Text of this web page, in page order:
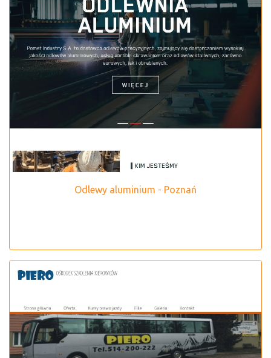
Odlewy aluminium - Poznań